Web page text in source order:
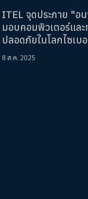
ITEL จุดประกาย "อน
มอบคอมพิวเตอร์แล
ปลอดภัยในโลกไซเบ
8 ส.ค. 2025